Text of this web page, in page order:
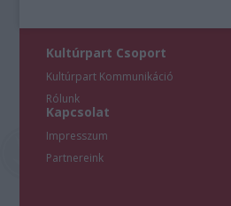
Kultúrpart Csoport
Kultúrpart Kommunikáció
Rólunk
Kapcsolat
Impresszum
Partnereink